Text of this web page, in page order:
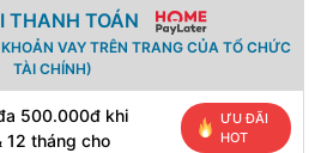
THANH TOÁN
VAY TRÊN TRANG CỦA TỔ CHỨC
TÀI CHÍNH)
500.000đ khi
12 tháng cho
ƯU ĐÃI
HOT